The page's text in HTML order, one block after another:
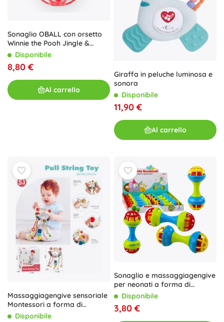
Sonaglio OBALL con orsetto
Winnie the Pooh Jingle &
Shake di Bright Starts
Disponibile
8,80 €
Al carrello
Giraffa in peluche luminosa e
sonora
Disponibile
11,90 €
Al carrello
Massaggiagengive sensoriale
Montessori a forma di
farfalla
Disponibile
Sonaglio e massaggiagengive
per neonati a forma di
manubrio, colorato
Disponibile
3,80 €